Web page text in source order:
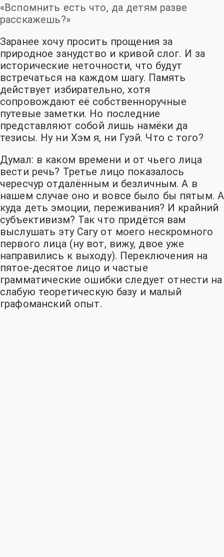
«Вспомнить есть что, да детям разве
расскажешь?»
Заранее хочу просить прощения за
природное занудство и кривой слог. И за
исторические неточности, что будут
встречаться на каждом шагу. Память
действует избирательно, хотя
сопровождают её собственноручные
путевые заметки. Но последние
представляют собой лишь намёки да
тезисы. Ну ни Хэм я, ни Гуэй. Что с того?
Думал: в каком времени и от чьего лица
вести речь? Третье лицо показалось
чересчур отдалённым и безличным. А в
нашем случае оно и вовсе было бы пятым. А
куда деть эмоции, переживания? И крайний
субъективизм? Так что придётся вам
выслушать эту Сагу от моего нескромного
первого лица (ну вот, вижу, двое уже
направились к выходу). Переключения на
пятое-десятое лицо и частые
грамматические ошибки следует отнести на
слабую теоретическую базу и малый
графоманский опыт.